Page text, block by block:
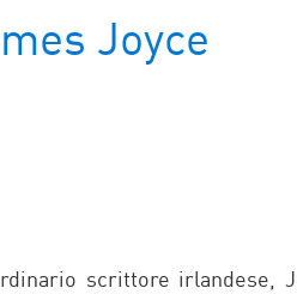
Joyce
scrittore irlandese,